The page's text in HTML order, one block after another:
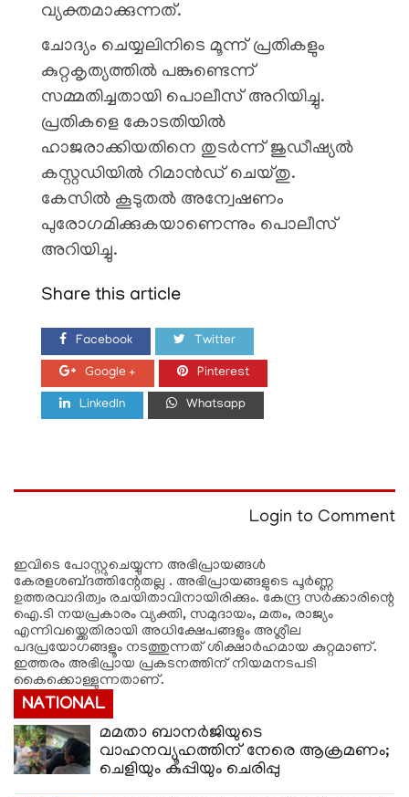
വ്യക്തമാക്കുന്നത്.
ചോദ്യം ചെയ്യലിനിടെ മൂന്ന് പ്രതികളും
കുറ്റകൃത്യത്തിൽ പങ്കുണ്ടെന്ന്
സമ്മതിച്ചതായി പൊലീസ് അറിയിച്ചു.
പ്രതികളെ കോടതിയിൽ
ഹാജരാക്കിയതിനെ തുടർന്ന് ജുഡീഷ്യൽ
കസ്റ്റഡിയിൽ റിമാൻഡ് ചെയ്തു.
കേസിൽ കൂടുതൽ അന്വേഷണം
പുരോഗമിക്കുകയാണെന്നും പൊലീസ്
അറിയിച്ചു.
Share this article
Facebook Twitter
Google + Pinterest
LinkedIn Whatsapp
Login to Comment
ഇവിടെ പോസ്റ്റുചെയ്യുന്ന അഭിപ്രായങ്ങള്‍
കേരളശബ്‌ദത്തിന്റേതല്ല . അഭിപ്രായങ്ങളുടെ പൂര്‍ണ്ണ
ഉത്തരവാദിത്വം രചയിതാവിനായിരിക്കും. കേന്ദ്ര സർക്കാരിന്റെ
ഐ.ടി നയപ്രകാരം വ്യക്തി, സമുദായം, മതം, രാജ്യം
എന്നിവയ്ക്കെതിരായി അധിക്ഷേപങ്ങളും അശ്ലീല
പദപ്രയോഗങ്ങളൂം നടത്തുന്നത് ശിക്ഷാര്‍ഹമായ കുറ്റമാണ്.
ഇത്തരം അഭിപ്രായ പ്രകടനത്തിന് നിയമനടപടി
കൈക്കൊള്ളുന്നതാണ്.
NATIONAL
മമതാ ബാനർജിയുടെ
വാഹനവ്യൂഹത്തിന് നേരെ ആക്രമണം;
ചെളിയും കുപ്പിയും ചെരിപ്പു